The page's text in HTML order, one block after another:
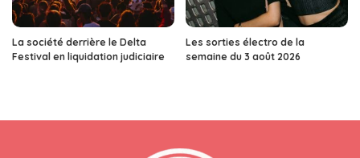
La société derrière le Delta
Festival en liquidation judiciaire
Les sorties électro de la
semaine du 3 août 2026